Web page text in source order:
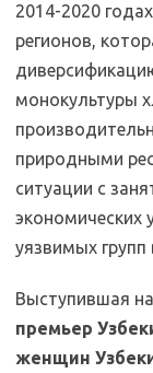
2014-2020
регионов,
монокультуры
природными
ситуации с
экономических
уязвимых групп
Выступившая
премьер
женщин